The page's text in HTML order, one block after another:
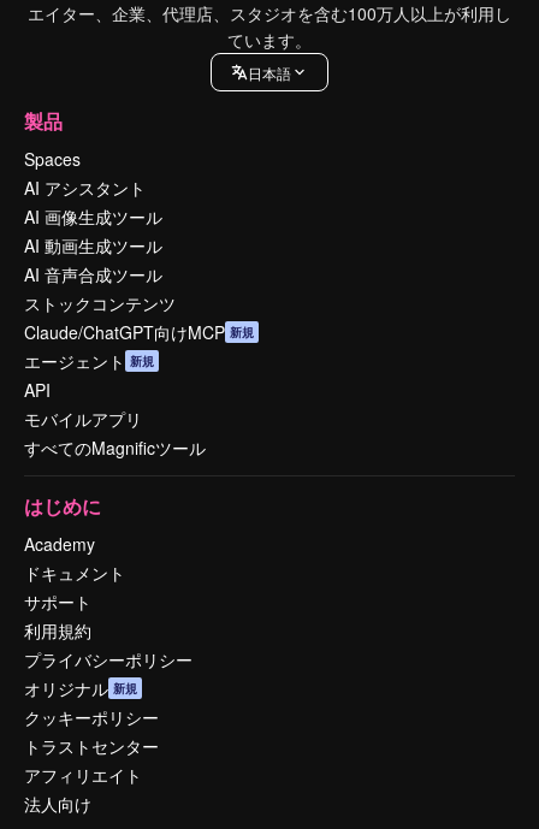
エイター、企業、代理店、スタジオを含む100万人以上が利用し
ています。
日本語
製品
Spaces
AI アシスタント
AI 画像生成ツール
AI 動画生成ツール
AI 音声合成ツール
ストックコンテンツ
Claude/ChatGPT向けMCP 新規
エージェント 新規
API
モバイルアプリ
すべてのMagnificツール
はじめに
Academy
ドキュメント
サポート
利用規約
プライバシーポリシー
オリジナル 新規
クッキーポリシー
トラストセンター
アフィリエイト
法人向け